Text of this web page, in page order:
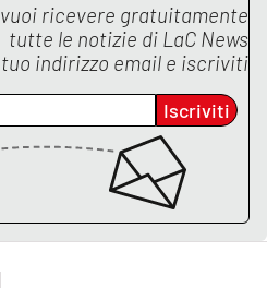
ricevere gratuitamente
tutte le notizie di LaC News
indirizzo email e iscriviti
Iscriviti